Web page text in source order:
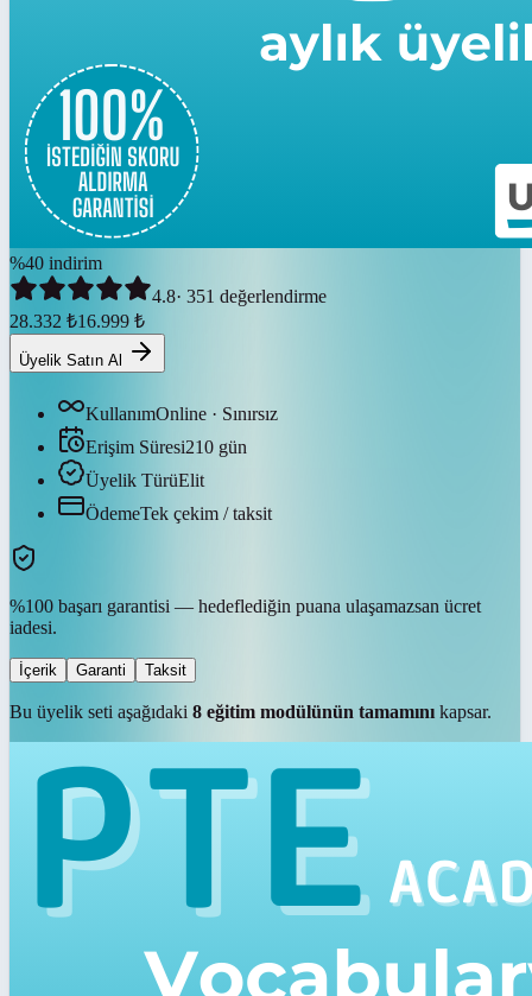
%40 indirim
4.8· 351 değerlendirme
28.332 ₺16.999 ₺
Üyelik Satın Al
KullanımOnline · Sınırsız
Erişim Süresi210 gün
Üyelik TürüElit
ÖdemeTek çekim / taksit
%100 başarı garantisi — hedeflediğin puana ulaşamazsan ücret
iadesi.
İçerik Garanti Taksit
Bu üyelik seti aşağıdaki 8 eğitim modülünün tamamını kapsar.